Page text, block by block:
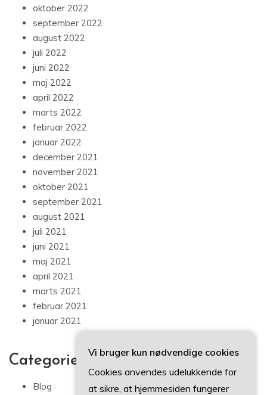
oktober 2022
september 2022
august 2022
juli 2022
juni 2022
maj 2022
april 2022
marts 2022
februar 2022
januar 2022
december 2021
november 2021
oktober 2021
september 2021
august 2021
juli 2021
juni 2021
maj 2021
april 2021
marts 2021
februar 2021
januar 2021
Categories
Blog
Vi bruger kun nødvendige cookies
Cookies anvendes udelukkende for
at sikre, at hjemmesiden fungerer